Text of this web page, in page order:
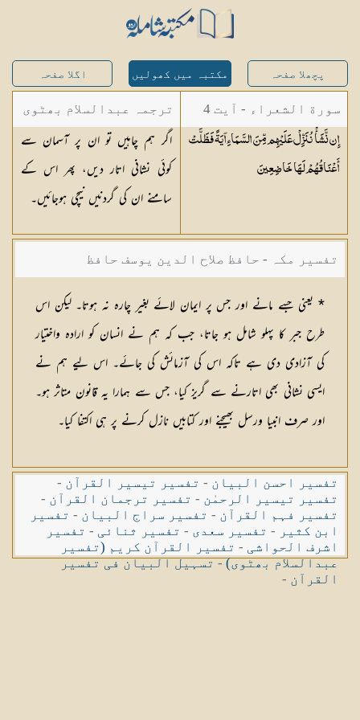
پچھلا صفحہ مکتبہ میں کھولیں اگلا صفحہ
سورة الشعراء - آیت 4
إِن نَّشَأْ نُنَزِّلْ عَلَيْهِم مِّنَ السَّمَاءِ آيَةً فَظَلَّتْ
أَعْنَاقُهُمْ لَهَاخَاضِعِينَ
ترجمہ عبدالسلام بھٹوی
- عبدالسلام بن محمد
اگر ہم چاہیں تو ان پر آسمان سے
کوئی نشانی اتار دیں، پھر اس کے
سامنے ان کی گردنیں نیچی ہوجائیں۔
تفسیر مکہ - حافظ صلاح الدین یوسف حافظ
* یعنی جسے مانے اور جس پر ایمان لائے بغیر چارہ نہ ہوتا۔ لیکن اس
طرح جبر کا پہلو شامل ہو جاتا، جب کہ ہم نے انسان کو ارادہ واختیار
کی آزادی دی ہے تاکہ اس کی آزمائش کی جائے۔ اس لیے ہم نے
ایسی نشانی بھی اتارنے سے گریز کیا، جس سے ہمارا یہ قانون متاثر ہو۔
اور صرف انبیا ورسل بھیجنے اور کتابیں نازل کرنے پر ہی اکتفا کیا۔
تفسیر احسن البیان - تفسیر تیسیر القرآن -
تفسیر تیسیر الرحمٰن - تفسیر ترجمان القرآن -
تفسیر فہم القرآن - تفسیر سراج البیان - تفسیر
ابن کثیر - تفسیر سعدی - تفسیر ثنائی - تفسیر
اشرف الحواشی - تفسیر القرآن کریم (تفسیر
عبدالسلام بھٹوی)-تسہیل البیان فی تفسیر
القرآن -